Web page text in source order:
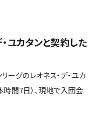
ユカタンと契約した
ーグのレオネス・デ・ユカ
間7日）、現地で入団会